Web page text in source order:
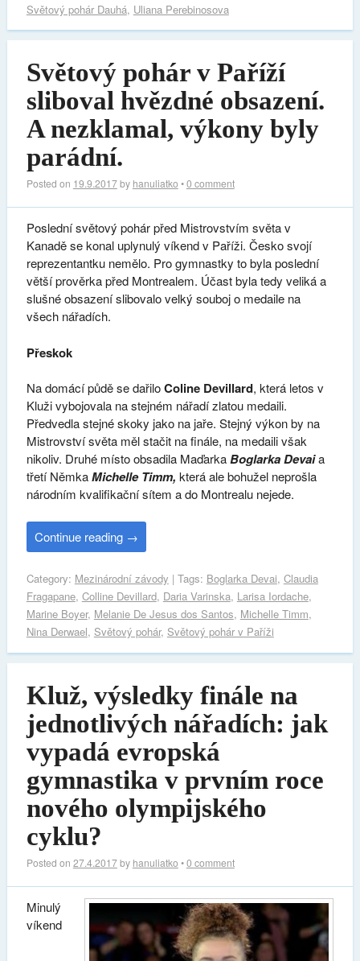
Světový pohár Dauhá, Uliana Perebinosova
Světový pohár v Paříží
sliboval hvězdné obsazení.
A nezklamal, výkony byly
parádní.
Posted on 19.9.2017by hanuliatko •0 comment
Poslední světový pohár před Mistrovstvím světa v
Kanadě se konal uplynulý víkend v Paříži. Česko svojí
reprezentantku nemělo. Pro gymnastky to byla poslední
větší prověrka před Montrealem. Účast byla tedy veliká a
slušné obsazení slibovalo velký souboj o medaile na
všech nářadích.
Přeskok
Na domácí půdě se dařiloColine Devillard, která letos v
Kluži vybojovala na stejném nářadí zlatou medaili.
Předvedla stejné skoky jako na jaře. Stejný výkon by na
Mistrovství světa měl stačit na finále, na medaili však
nikoliv. Druhé místo obsadila MaďarkaBoglarka Devaia
třetí NěmkaMichelle Timm, která ale bohužel neprošla
národním kvalifikační sítem a do Montrealu nejede.
Continue reading →
Category: Mezinárodní závody | Tags: Boglarka Devai, Claudia
Fragapane, Colline Devillard, Daria Varinska, Larisa Iordache,
Marine Boyer, Melanie De Jesus dos Santos, Michelle Timm,
Nina Derwael, Světový pohár, Světový pohár v Paříži
Kluž, výsledky finále na
jednotlivých nářadích: jak
vypadá evropská
gymnastika v prvním roce
nového olympijského
cyklu?
Posted on 27.4.2017by hanuliatko •0 comment
Minulý
víkend